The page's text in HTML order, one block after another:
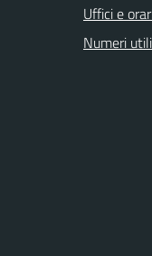
Uffici e
Numeri utili